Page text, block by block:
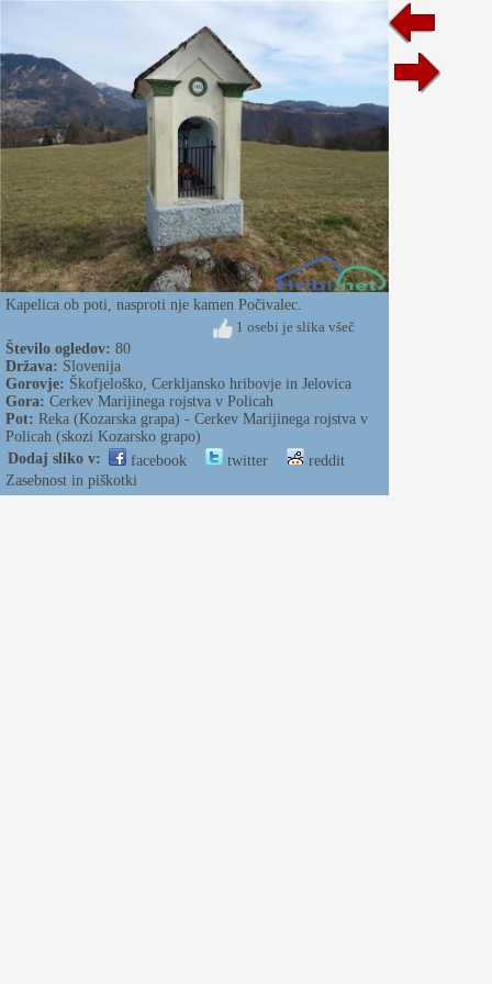
Kapelica ob poti, nasproti nje kamen Počivalec.
1 osebi je slika všeč
Število ogledov: 80
Država: Slovenija
Gorovje: Škofjeloško, Cerkljansko hribovje in Jelovica
Gora: Cerkev Marijinega rojstva v Policah
Pot: Reka (Kozarska grapa) - Cerkev Marijinega rojstva v
Policah (skozi Kozarsko grapo)
Dodaj sliko v:
facebook twitter
reddit
Zasebnost in piškotki